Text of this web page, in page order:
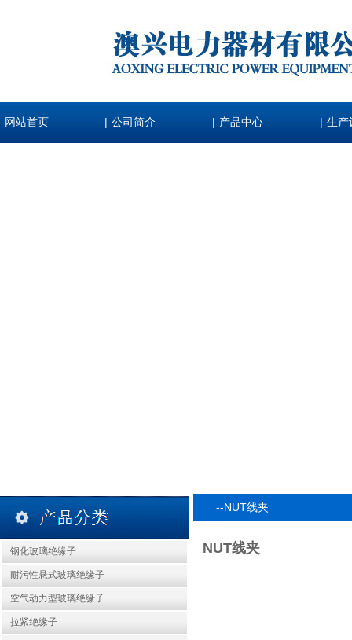
网站首页 | 公司简介 | 产品中心 | 生产
钢化玻璃绝缘子
耐污性悬式玻璃绝缘子
空气动力型玻璃绝缘子
拉紧绝缘子
--NUT线夹
NUT线夹